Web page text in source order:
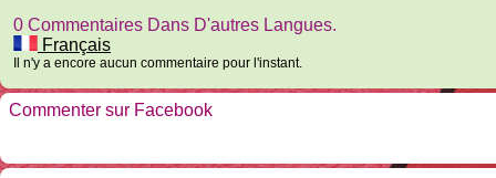
0 Commentaires Dans D'autres Langues.
Français
Il n'y a encore aucun commentaire pour l'instant.
Commenter sur Facebook